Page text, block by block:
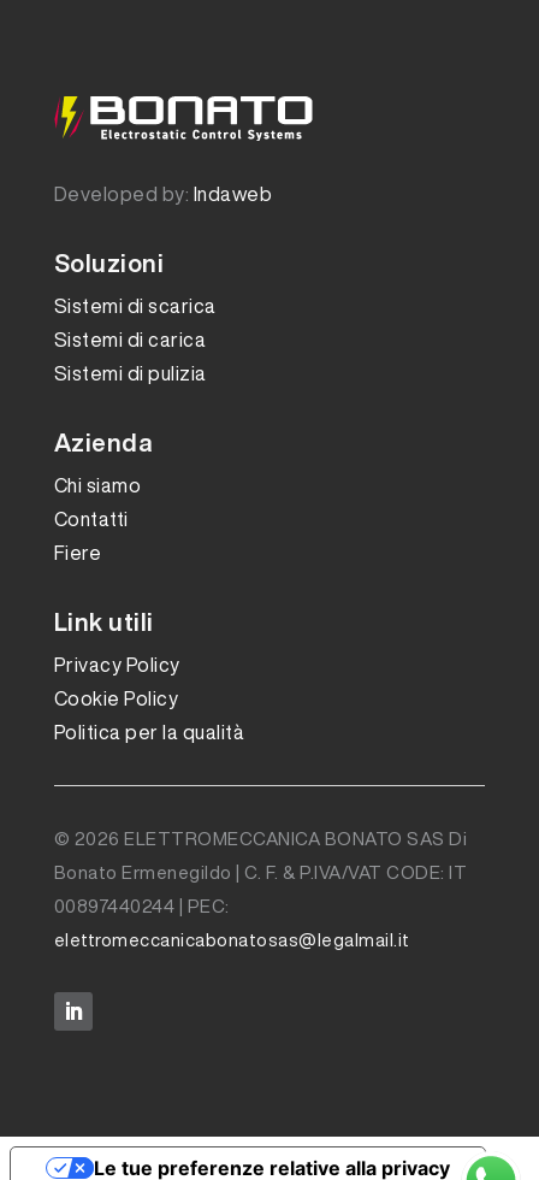
Developed by: Indaweb
Soluzioni
Sistemi di scarica
Sistemi di carica
Sistemi di pulizia
Azienda
Chi siamo
Contatti
Fiere
Link utili
Privacy Policy
Cookie Policy
Politica per la qualità
© 2026 ELETTROMECCANICA BONATO SAS Di
Bonato Ermenegildo | C. F. & P.IVA/VAT CODE: IT
00897440244 | PEC:
elettromeccanicabonatosas@legalmail.it
Le tue preferenze relative alla privacy